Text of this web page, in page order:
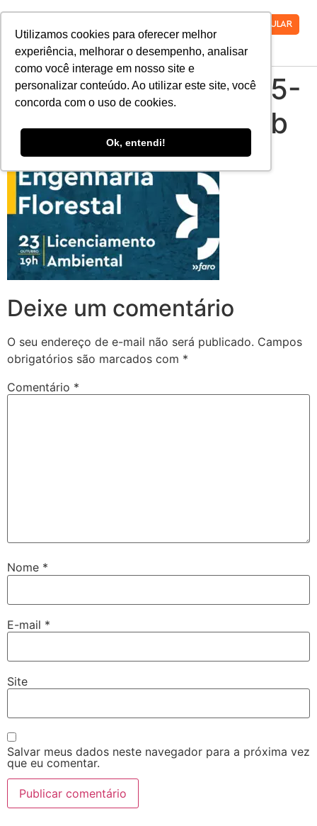
Utilizamos cookies para oferecer melhor
experiência, melhorar o desempenho, analisar
como você interage em nosso site e
personalizar conteúdo. Ao utilizar este site, você
concorda com o uso de cookies.
Ok, entendi!
VESTIBULAR
0ffaafa0-2086-4615-
80d6-5322d27ef3fb
Deixe um comentário
O seu endereço de e-mail não será publicado. Campos
obrigatórios são marcados com *
Comentário *
Nome *
E-mail *
Site
Salvar meus dados neste navegador para a próxima vez
que eu comentar.